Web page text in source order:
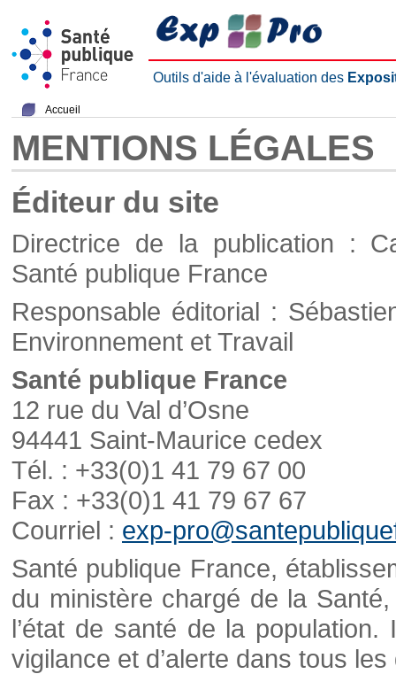
Outils d'aide à l'évaluation des
Accueil
MENTIONS LÉGALES
Éditeur du site
Directrice de la publication :
Santé publique France
Responsable éditorial :
Environnement et Travail
Santé publique France
12 rue du Val d’Osne
94441 Saint-Maurice cedex
Tél. : +33(0)1 41 79 67 00
Fax : +33(0)1 41 79 67 67
Courriel : exp-
Santé publique France,
du ministère chargé de la
l’état de santé de la
vigilance et d’alerte dans tous